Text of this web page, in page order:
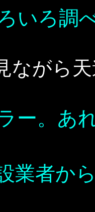
いろ調
ながら
ー。あ
業者か